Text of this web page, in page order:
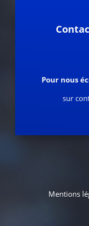
Pour nous
sur
Mentions